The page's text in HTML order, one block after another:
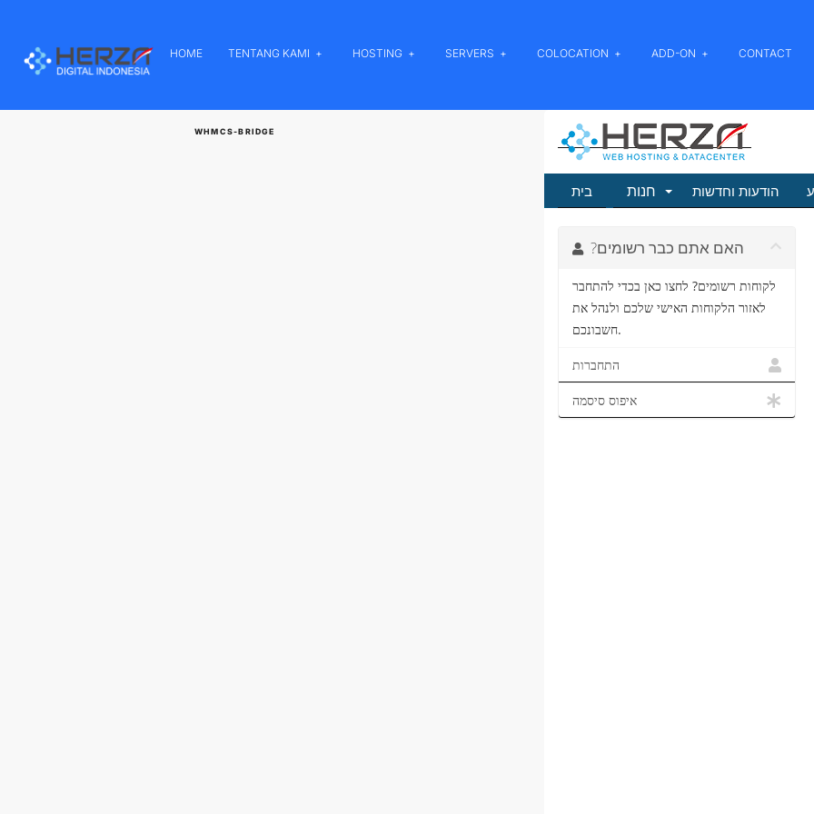
HOME TENTANG KAMI HOSTING SERVERS COLOCATION ADD-ON CONTACT
WHMCS-BRIDGE
בית הודעות וחדשות
?האם אתם כבר רשומים
לקוחות רשומים? לחצו כאן בכדי להתחבר
לאזור הלקוחות האישי שלכם ולנהל את
חשבונכם.
התחברות
איפוס סיסמה